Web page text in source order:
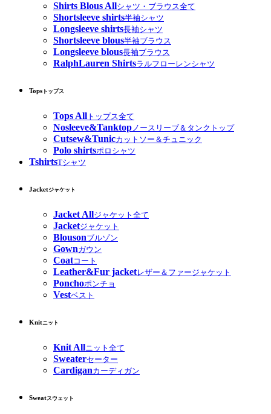
Shirts Blous Allシャツ・ブラウス全て
Shortsleeve shirts半袖シャツ
Longsleeve shirts長袖シャツ
Shortsleeve blous半袖ブラウス
Longsleeve blous長袖ブラウス
RalphLauren Shirtsラルフローレンシャツ
Tops トップス
Tops All トップス全て
Nosleeve&Tanktop ノースリーブ＆タンクトップ
Cutsew&Tunicカットソー＆チュニック
Polo shirtsポロシャツ
TshirtsTシャツ
Jacketジャケット
Jacket Allジャケット全て
Jacketジャケット
Blousonブルゾン
Gownガウン
Coatコート
Leather&Fur jacketレザー＆ファージャケット
Ponchoポンチョ
Vestベスト
Knitニット
Knit Allニット全て
Sweaterセーター
Cardiganカーディガン
Sweatスウェット